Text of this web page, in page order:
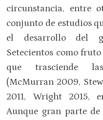
circunstancia, entre
conjunto de estudios
el desarrollo del
Setecientos como
que trasciende
(McMurran 2009,
2011, Wright 2015,
Aunque gran parte